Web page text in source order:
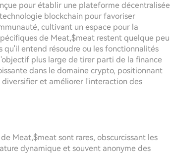
pour établir une plateforme décentralisée
blockchain pour favoriser
cultivant un espace pour la
de Meat,$meat restent quelque peu
qu'il entend résoudre ou les fonctionnalités
plus large de tirer parti de la finance
dans le domaine crypto, positionnant
et améliorer l'interaction des
Meat,$meat sont rares, obscurcissant les
dynamique et souvent anonyme des